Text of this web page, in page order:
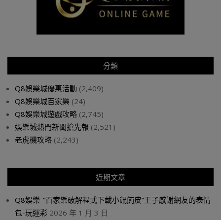
分類
Q8娛樂城優惠活動 (2,409)
Q8娛樂城百家樂 (24)
Q8娛樂城遊戲攻略 (2,745)
娛樂城熱門新聞搶先報 (2,521)
老虎機攻略 (2,243)
近期文章
Q8娛樂-“百家樂破解程式下載小餛飩皮”王子感謝網友的表情
包-玩運彩 2026 年 1 月 3 日